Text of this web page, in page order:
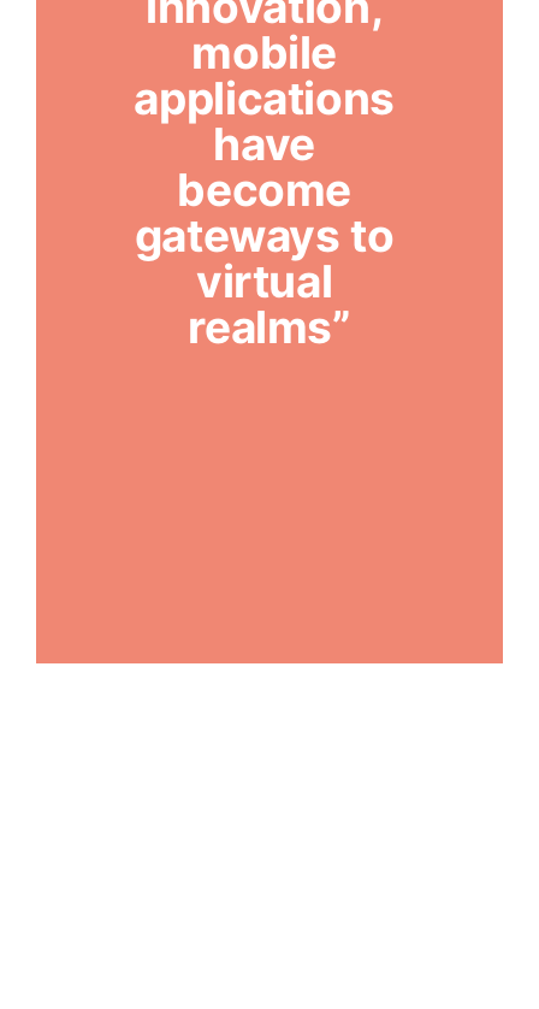
mobile
applications
have
become
gateways to
virtual
realms”